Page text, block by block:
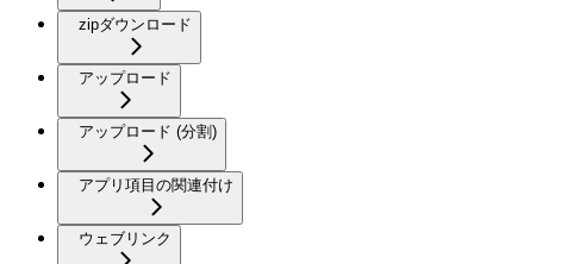
zipダウンロード
アップロード
アップロード (分割)
アプリ項目の関連付け
ウェブリンク